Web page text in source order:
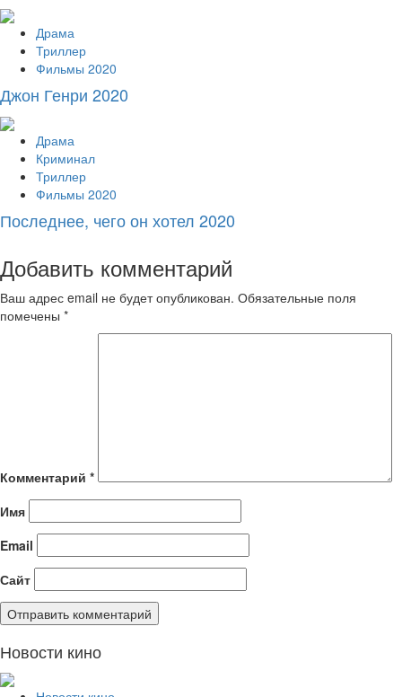
Драма
Триллер
Фильмы 2020
Джон Генри 2020
Драма
Криминал
Триллер
Фильмы 2020
Последнее, чего он хотел 2020
Добавить комментарий
Ваш адрес email не будет опубликован. Обязательные поля
помечены *
Комментарий *
Имя
Email
Сайт
Новости кино